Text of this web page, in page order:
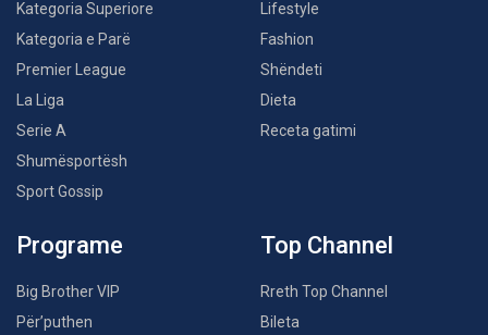
Kategoria Superiore
Kategoria e Parë
Premier League
La Liga
Serie A
Shumësportësh
Sport Gossip
Lifestyle
Fashion
Shëndeti
Dieta
Receta gatimi
Programe
Big Brother VIP
Për’puthen
Top Channel
Rreth Top Channel
Bileta